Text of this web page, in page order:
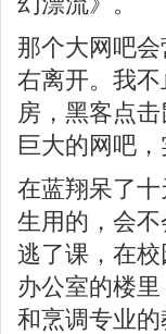
那个大网吧
右离开。我
房，黑客点
巨大的网吧
在蓝翔呆了
生用的，会
逃了课，在
办公室的楼
和烹调专业